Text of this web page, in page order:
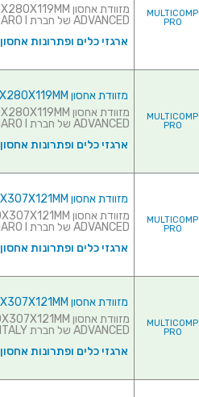
MULTICOMP
PRO
ADVANCED של חברת PLASTICA PANARO I...
ארגזי כלים ופתרונות אחסון
MULTICOMP
PRO
מזוודת אחסון 320X280X119MM - עם ריפוד פנימי - כחולה
ADVANCED של חברת PLASTICA PANARO I...
ארגזי כלים ופתרונות אחסון
MULTICOMP
PRO
מזוודת אחסון 370X307X121MM - עם ריפוד פנימי - שחורה
ADVANCED של חברת PLASTICA PANARO I...
ארגזי כלים ופתרונות אחסון
MULTICOMP
PRO
מזוודת אחסון 370X307X121MM - עם ריפוד פנימי - אפורה
ADVANCED של חברת PLASTICA PANARO ITALY...
ארגזי כלים ופתרונות אחסון